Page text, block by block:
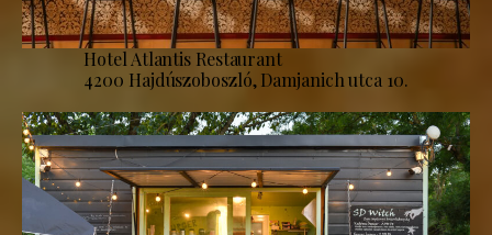
Hotel Atlantis Restaurant
4200 Hajdúszoboszló, Damjanich utca 10.